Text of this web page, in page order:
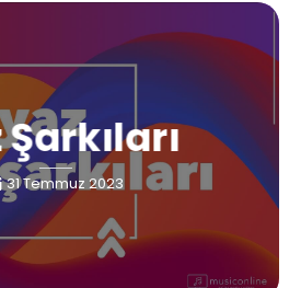
31 Temmuz 2023